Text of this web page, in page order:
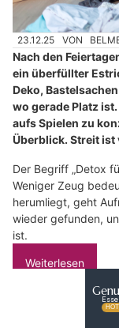
23.12.25 VON
Nach den
ein überfüllter
Deko,
wo gerade Platz
aufs Spielen zu
Überblick. Streit
Der Begriff „Detox
Weniger Zeug
herumliegt, geht
wieder gefunden,
ist.
Weiterlesen